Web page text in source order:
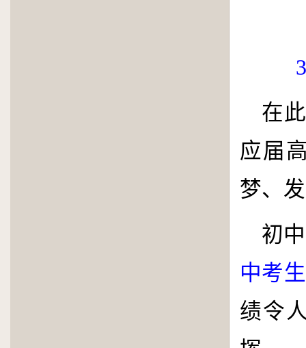
3
在
应届
梦、
初
中考
绩令